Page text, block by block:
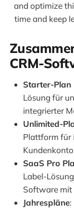
and optimize
time and keep
CRM-
Starter-Plan
Lösung für
integrierter
Unlimited-
Plattform für
SaaS Pro
Label-
Software mit
Jahrespläne